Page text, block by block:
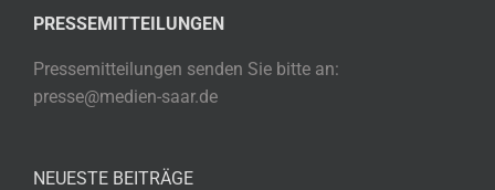
PRESSEMITTEILUNGEN
Pressemitteilungen senden Sie bitte an:
presse@medien-saar.de
NEUESTE BEITRÄGE